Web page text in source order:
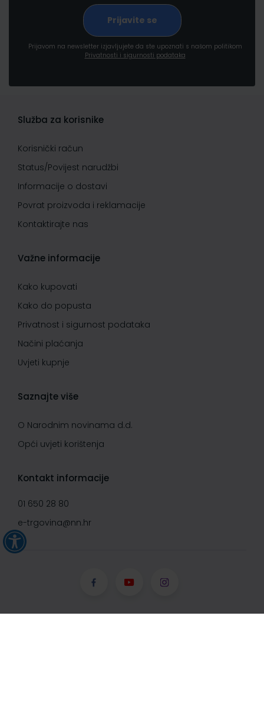
Prijavom na newsletter izjavljujete da ste upoznati s našom politikom
Privatnosti i sigurnosti podataka
Služba za korisnike
Korisnički račun
Status/Povijest narudžbi
Informacije o dostavi
Povrat proizvoda i reklamacije
Kontaktirajte nas
Važne informacije
Kako kupovati
Kako do popusta
Privatnost i sigurnost podataka
Načini plaćanja
Uvjeti kupnje
Saznajte više
O Narodnim novinama d.d.
Opći uvjeti korištenja
Kontakt informacije
01 650 28 80
e-trgovina@nn.hr